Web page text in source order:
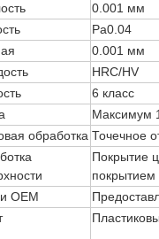
0.001 мм
Ра0.04
0.001 мм
HRC/HV
6 класс
Максимум
обработка Точечное
Покрытие
покрытием
OEM